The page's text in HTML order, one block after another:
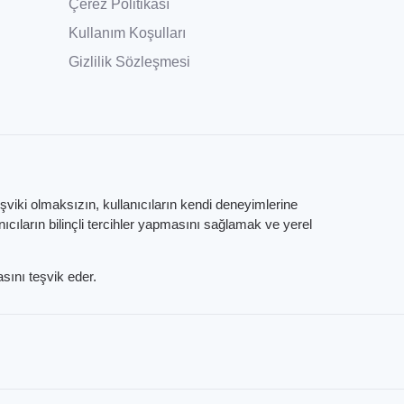
Çerez Politikası
Kullanım Koşulları
Gizlilik Sözleşmesi
olmaksızın, kullanıcıların kendi deneyimlerine
bilinçli tercihler yapmasını sağlamak ve yerel
teşvik eder.